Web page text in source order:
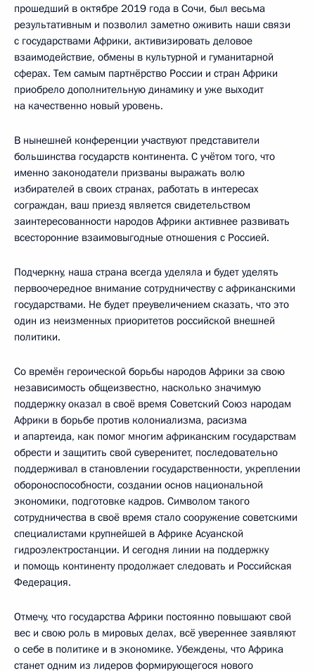
прошедший в октябре 2019 года в Сочи, был весьма
результативным и позволил заметно оживить наши связи
с государствами Африки, активизировать деловое
взаимодействие, обмены в культурной и гуманитарной
сферах. Тем самым партнёрство России и стран Африки
приобрело дополнительную динамику и уже выходит
на качественно новый уровень.
В нынешней конференции участвуют представители
большинства государств континента. С учётом того, что
именно законодатели призваны выражать волю
избирателей в своих странах, работать в интересах
сограждан, ваш приезд является свидетельством
заинтересованности народов Африки активнее развивать
всесторонние взаимовыгодные отношения с Россией.
Подчеркну, наша страна всегда уделяла и будет уделять
первоочередное внимание сотрудничеству с африканскими
государствами. Не будет преувеличением сказать, что это
один из неизменных приоритетов российской внешней
политики.
Со времён героической борьбы народов Африки за свою
независимость общеизвестно, насколько значимую
поддержку оказал в своё время Советский Союз народам
Африки в борьбе против колониализма, расизма
и апартеида, как помог многим африканским государствам
обрести и защитить свой суверенитет, последовательно
поддерживал в становлении государственности, укреплении
обороноспособности, создании основ национальной
экономики, подготовке кадров. Символом такого
сотрудничества в своё время стало сооружение советскими
специалистами крупнейшей в Африке Асуанской
гидроэлектростанции. И сегодня линии на поддержку
и помощь континенту продолжает следовать и Российская
Федерация.
Отмечу, что государства Африки постоянно повышают свой
вес и свою роль в мировых делах, всё увереннее заявляют
о себе в политике и в экономике. Убеждены, что Африка
станет одним из лидеров формирующегося нового